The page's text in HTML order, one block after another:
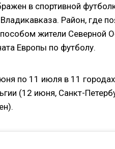
в спортивной
Район, где
жители Северной
Европы по футболу.
по 11 июля в 11
(12 июня, Санкт-